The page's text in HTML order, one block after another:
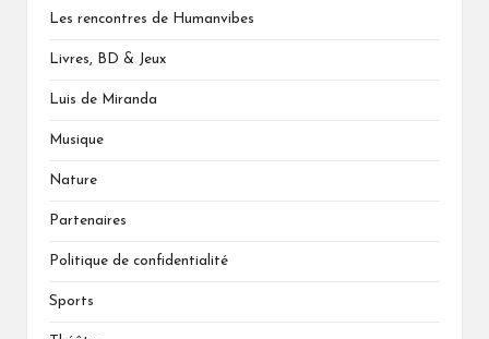
Les rencontres de Humanvibes
Livres, BD & Jeux
Luis de Miranda
Musique
Nature
Partenaires
Politique de confidentialité
Sports